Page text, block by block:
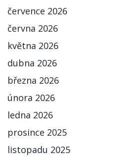
července 2026
června 2026
května 2026
dubna 2026
března 2026
února 2026
ledna 2026
prosince 2025
listopadu 2025